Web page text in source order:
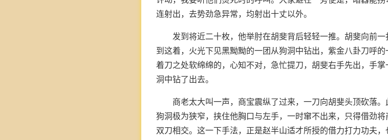
连射出，去势劲急异常，均射出十丈以外。
发到将近二十枚，他举肘在胡斐背后轻轻一推。胡斐向前
到这着，火光下见黑黝黝的一团从狗洞中钻出，紫金八卦刀呼
着刀之处软绵绵的，心知不对，急忙提刀，胡斐右手先出，手
洞中钻了出去。
商老太大叫一声，商宝震纵了过来，一刀向胡斐头顶砍落
狗洞极为狭窄，挟住他胸口与左手，一时窜不出来，只得借劲
双刀相交。这一下手法，正是赵半山适才所授的借力打力功夫